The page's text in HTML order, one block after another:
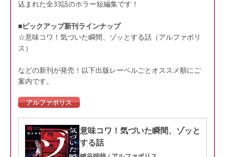
込まれた全33話のホラー短編集です！
■ピックアップ新刊ラインナップ
☆意味コワ！気づいた瞬間、ゾッとする話（アルファポリ
ス）
などの新刊が発売！以下出版レーベルごとオススメ順にご
案内です。
アルファポリス
意味コワ！気づいた瞬間、ゾッと
する話